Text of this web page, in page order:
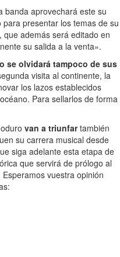
banda aprovechará este su
presentar los temas de su
que además será editado en
su salida a la venta».
se olvidará tampoco de sus
visita al continente, la
los lazos establecidos
Para sellarlos de forma
van a triunfartambién
su carrera musical desde
siga adelante esta etapa de
que servirá de prólogo al
vuestra opinión